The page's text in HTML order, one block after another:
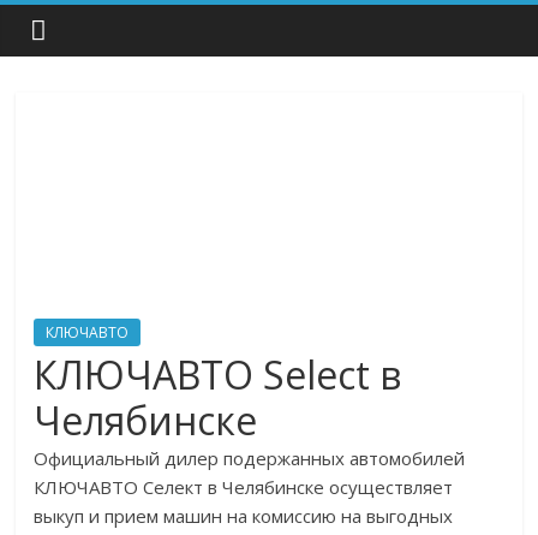
КЛЮЧАВТО
КЛЮЧАВТО Select в
Челябинске
Официальный дилер подержанных автомобилей
КЛЮЧАВТО Селект в Челябинске осуществляет
выкуп и прием машин на комиссию на выгодных